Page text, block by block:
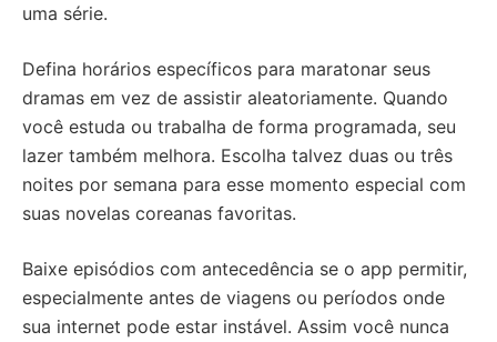
uma série.
Defina horários específicos para maratonar seus
dramas em vez de assistir aleatoriamente. Quando
você estuda ou trabalha de forma programada, seu
lazer também melhora. Escolha talvez duas ou três
noites por semana para esse momento especial com
suas novelas coreanas favoritas.
Baixe episódios com antecedência se o app permitir,
especialmente antes de viagens ou períodos onde
sua internet pode estar instável. Assim você nunca